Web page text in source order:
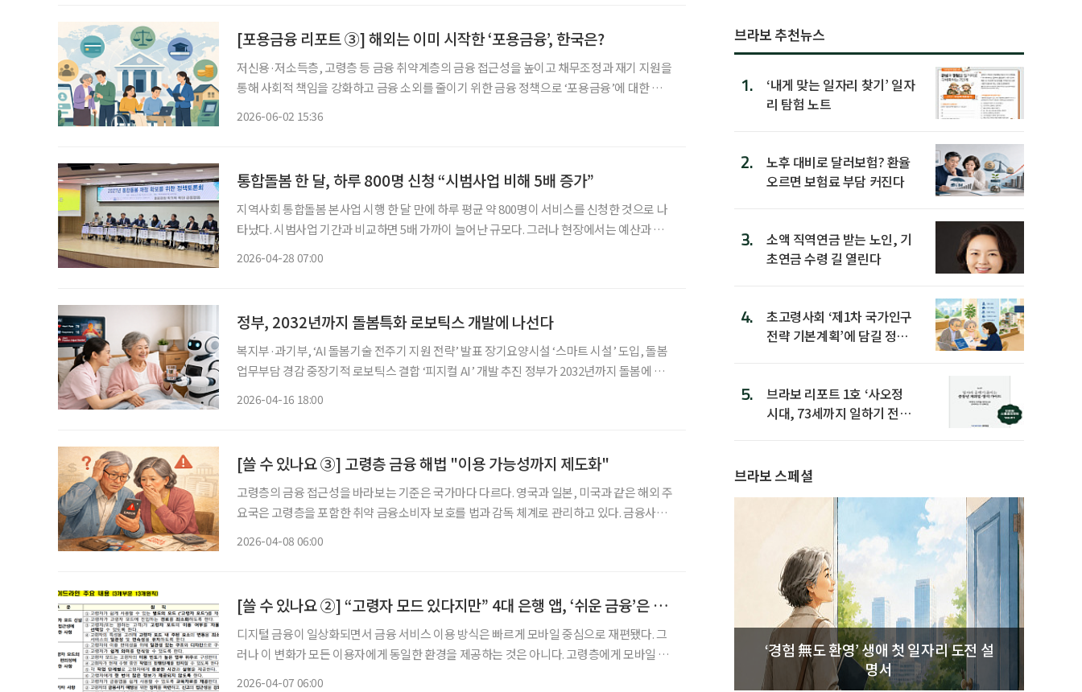
[포용금융 리포트 ③] 해외는 이미 시작한 ‘포용금융’, 한국은?
저신용·저소득층, 고령층 등 금융 취약계층의 금융 접근성을 높이고 채무조정과 재기 지원을
통해 사회적 책임을 강화하고 금융 소외를 줄이기 위한 금융 정책으로 ‘포용금융’에 대한 관심
2026-06-02 15:36
통합돌봄 한 달, 하루 800명 신청 “시범사업 비해 5배 증가”
지역사회 통합돌봄 본사업 시행 한 달 만에 하루 평균 약 800명이 서비스를 신청한 것으로 나
타났다. 시범사업 기간과 비교하면 5배 가까이 늘어난 규모다. 그러나 현장에서는 예산과 인
2026-04-28 07:00
정부, 2032년까지 돌봄특화 로보틱스 개발에 나선다
복지부·과기부, ‘AI 돌봄기술 전주기 지원 전략’ 발표 장기요양시설 ‘스마트 시설’ 도입, 돌봄
업무부담 경감 중장기적 로보틱스 결합 ‘피지컬 AI’ 개발 추진 정부가 2032년까지 돌봄에 특
2026-04-16 18:00
[쓸 수 있나요 ③] 고령층 금융 해법 "이용 가능성까지 제도화"
고령층의 금융 접근성을 바라보는 기준은 국가마다 다르다. 영국과 일본, 미국과 같은 해외 주
요국은 고령층을 포함한 취약 금융소비자 보호를 법과 감독 체계로 관리하고 있다. 금융사가
2026-04-08 06:00
[쓸 수 있나요 ②] “고령자 모드 있다지만” 4대 은행 앱, ‘쉬운 금융’은 없었다
디지털 금융이 일상화되면서 금융 서비스 이용 방식은 빠르게 모바일 중심으로 재편됐다. 그
러나 이 변화가 모든 이용자에게 동일한 환경을 제공하는 것은 아니다. 고령층에게 모바일 금
2026-04-07 06:00
브라보 추천뉴스
1.
‘내게 맞는 일자리 찾기’ 일자
리 탐험 노트
2.
노후 대비로 달러보험? 환율
오르면 보험료 부담 커진다
3.
소액 직역연금 받는 노인, 기
초연금 수령 길 열린다
4.
초고령사회 ‘제1차 국가인구
전략 기본계획’에 담길 정책
5.
브라보 리포트 1호 ‘사오정
시대, 73세까지 일하기 전략’
브라보 스페셜
‘경험 無도 환영’ 생애 첫 일자리 도전 설
명서